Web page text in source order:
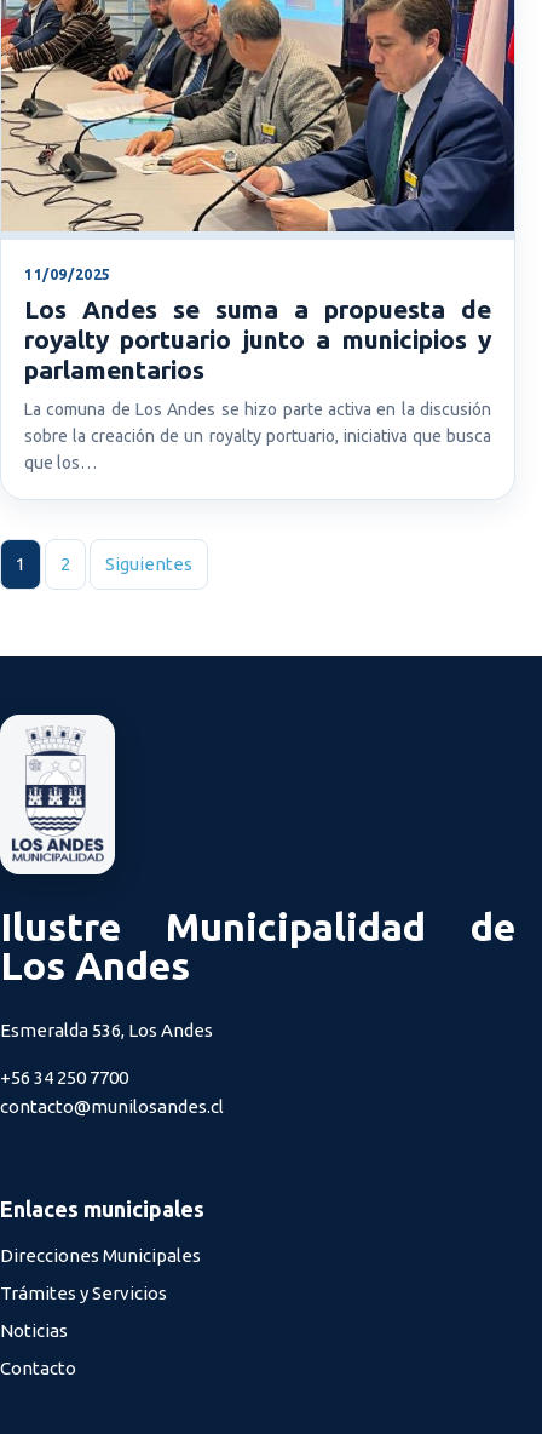
11/09/2025
Los Andes se suma a propuesta de
royalty portuario junto a municipios y
parlamentarios
La comuna de Los Andes se hizo parte activa en la discusión
sobre la creación de un royalty portuario, iniciativa que busca
que los…
Paginación de entradas
1 2 Siguientes
Ilustre Municipalidad de
Los Andes
Esmeralda 536, Los Andes
+56 34 250 7700
contacto@munilosandes.cl
Enlaces municipales
Direcciones Municipales
Trámites y Servicios
Noticias
Contacto